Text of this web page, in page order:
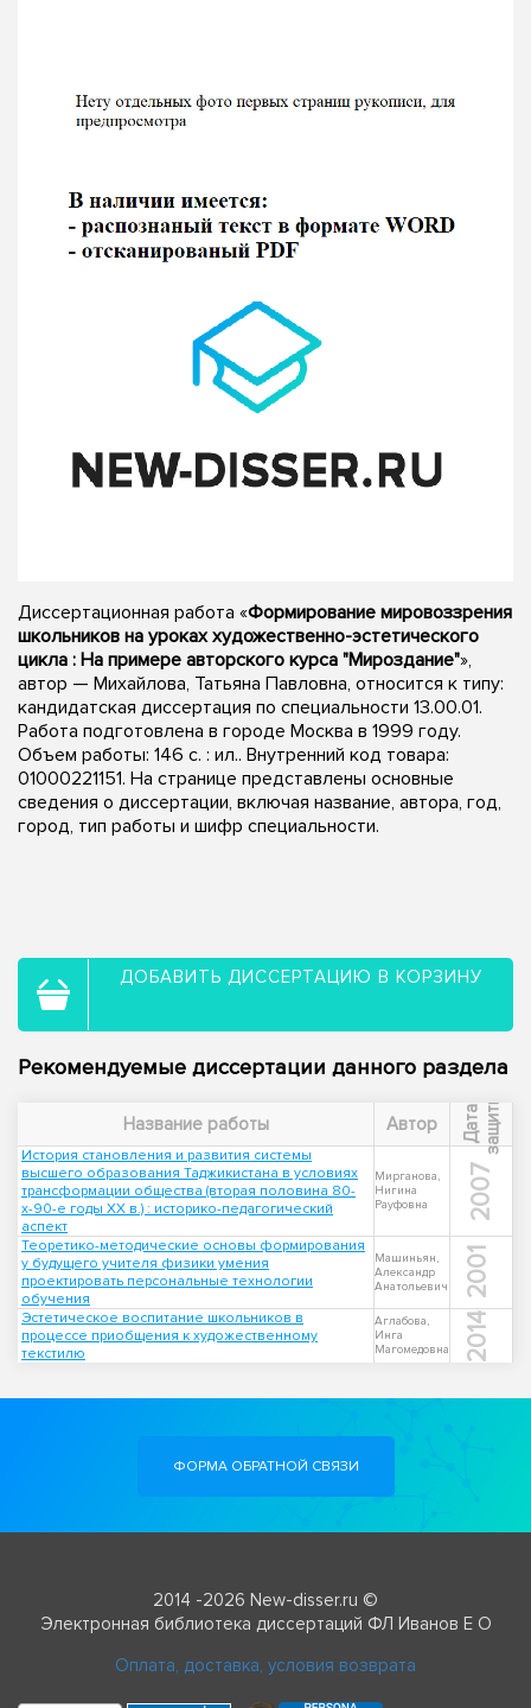
Диссертационная работа «Формирование мировоззрения
школьников на уроках художественно-эстетического
цикла : На примере авторского курса "Мироздание"»,
автор — Михайлова, Татьяна Павловна, относится к типу:
кандидатская диссертация по специальности 13.00.01.
Работа подготовлена в городе Москва в 1999 году.
Объем работы: 146 с. : ил.. Внутренний код товара:
01000221151. На странице представлены основные
сведения о диссертации, включая название, автора, год,
город, тип работы и шифр специальности.
ДОБАВИТЬ ДИССЕРТАЦИЮ В КОРЗИНУ
Рекомендуемые диссертации данного раздела
Название работы Автор Д
а
т
а
з
а
щ
и
т ы
История становления и развития системы
высшего образования Таджикистана в условиях
трансформации общества (вторая половина 80-
х-90-е годы XX в.) : историко-педагогический
аспект
Мирганова,
Нигина
Рауфовна
2007
Теоретико-методические основы формирования
у будущего учителя физики умения
проектировать персональные технологии
обучения
Машиньян,
Александр
Анатольевич
2001
Эстетическое воспитание школьников в
процессе приобщения к художественному
текстилю
Аглабова,
Инга
Магомедовна
2014
ФОРМА ОБРАТНОЙ СВЯЗИ
2014 -2026 New-disser.ru ©
Электронная библиотека диссертаций ФЛ Иванов Е О
Оплата, доставка, условия возврата